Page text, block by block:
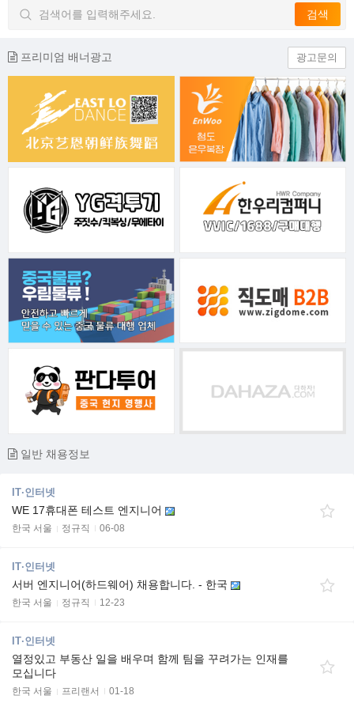
프리미엄 배너광고 광고문의
일반 채용정보
IT·인터넷
WE 17휴대폰 테스트 엔지니어
한국 서울 정규직 06-08
IT·인터넷
서버 엔지니어(하드웨어) 채용합니다. - 한국
한국 서울 정규직 12-23
IT·인터넷
열정있고 부동산 일을 배우며 함께 팀을 꾸려가는 인재를
모십니다
한국 서울 프리랜서 01-18